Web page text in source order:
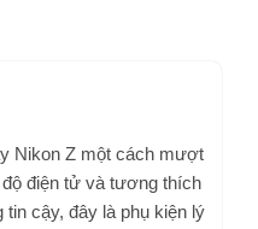
Nikon Z một cách mượt
độ điện tử và tương thích
cậy, đây là phụ kiện lý